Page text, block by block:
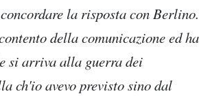
la risposta con Berlino.
della comunicazione ed ha
si arriva alla guerra dei
ch'io avevo previsto sino dal